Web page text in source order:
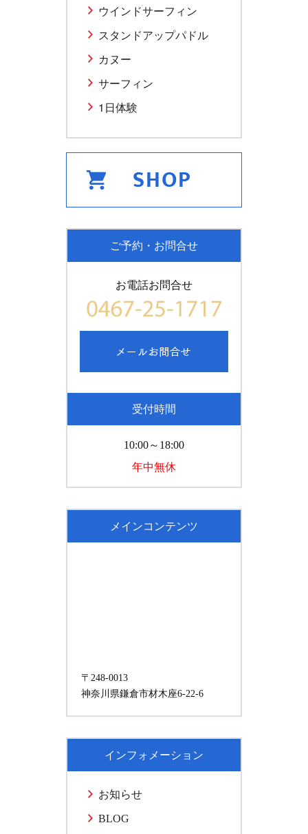
ウインドサーフィン
スタンドアップパドル
カヌー
サーフィン
1日体験
ご予約・お問合せ
お電話お問合せ
受付時間
10:00～18:00
年中無休
メインコンテンツ
〒248-0013
神奈川県鎌倉市材木座6-22-6
インフォメーション
お知らせ
BLOG